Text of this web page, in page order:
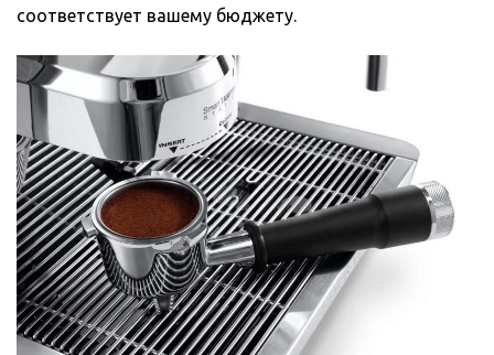
соответствует вашему бюджету.